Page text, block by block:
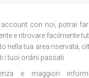
account con noi, potrai
e ritrovare facilmente
nella tua area riservata,
i tuoi ordini passati.
e maggiori